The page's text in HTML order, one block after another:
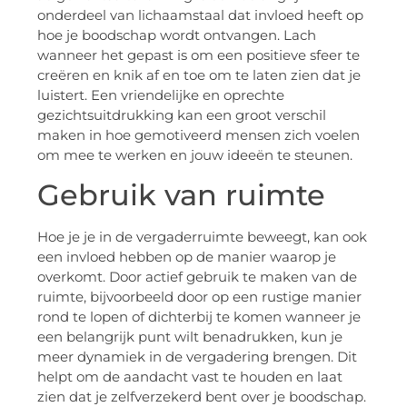
onderdeel van lichaamstaal dat invloed heeft op
hoe je boodschap wordt ontvangen. Lach
wanneer het gepast is om een positieve sfeer te
creëren en knik af en toe om te laten zien dat je
luistert. Een vriendelijke en oprechte
gezichtsuitdrukking kan een groot verschil
maken in hoe gemotiveerd mensen zich voelen
om mee te werken en jouw ideeën te steunen.
Gebruik van ruimte
Hoe je je in de vergaderruimte beweegt, kan ook
een invloed hebben op de manier waarop je
overkomt. Door actief gebruik te maken van de
ruimte, bijvoorbeeld door op een rustige manier
rond te lopen of dichterbij te komen wanneer je
een belangrijk punt wilt benadrukken, kun je
meer dynamiek in de vergadering brengen. Dit
helpt om de aandacht vast te houden en laat
zien dat je zelfverzekerd bent over je boodschap.